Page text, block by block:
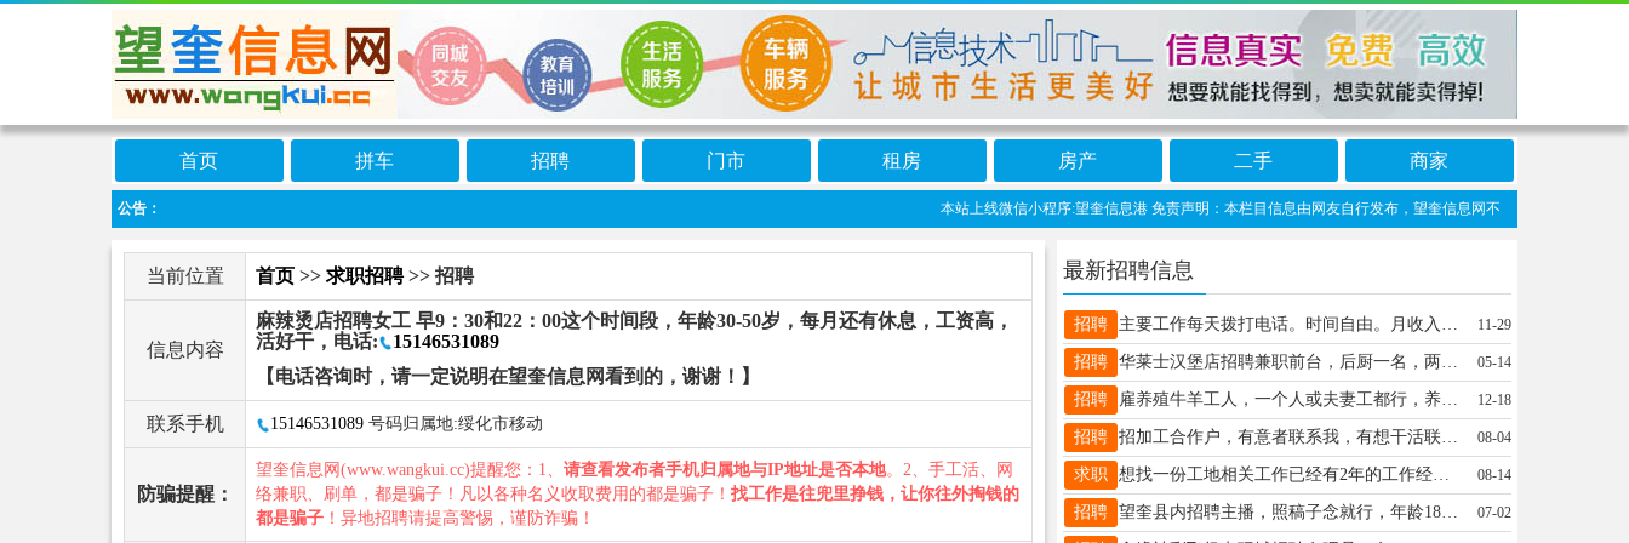
首页 拼车 招聘 门市 租房 房产 二手 商家
公告： 本站上线微信小程序:望奎信息港 免责声明：本栏目信息由网友自行发布，望奎信息网不承担任何责任！提高
当前位置 首页 >> 求职招聘>> 招聘
信息内容
麻辣烫店招聘女工 早9：30和22：00这个时间段，年龄30-50岁，每月还有休息，工资高，
活好干，电话:
15146531089
【电话咨询时，请一定说明在望奎信息网看到的，谢谢！】
联系手机 15146531089 号码归属地:绥化市移动
防骗提醒：
望奎信息网(www.wangkui.cc)提醒您：1、 请查看发布者手机归属地与IP地址是否本地。2、手工活、网
络兼职、刷单，都是骗子！凡以各种名义收取费用的都是骗子！ 找工作是往兜里挣钱，让你往外掏钱的
都是骗子 ！异地招聘请提高警惕，谨防诈骗！
最新招聘信息
招聘 主要工作每天拨打电话。时间自由。月收入5000加，干好了10000多。联系电话18645565087 11-29
招聘 华莱士汉堡店招聘兼职前台，后厨一名，两班倒，计时工资，工作简单，容易上手，有老人带，电话15846680810 05-14
招聘 雇养殖牛羊工人，一个人或夫妻工都行，养殖场吃住条件好，老板事不多，工资待遇好。 有意电话联系：18045555206 工作地点：望奎县红五村 12-18
招聘 招加工合作户，有意者联系我，有想干活联系我，地址望奎县里，工资一天一开支，13185775432 08-04
求职 想找一份工地相关工作已经有2年的工作经历，25岁 17800597941 08-14
招聘 望奎县内招聘主播，照稿子念就行，年龄18-45岁，工资白天20每小时，晚上27每小时，工资日结，工作时间自由！电话：15845539942 07-02